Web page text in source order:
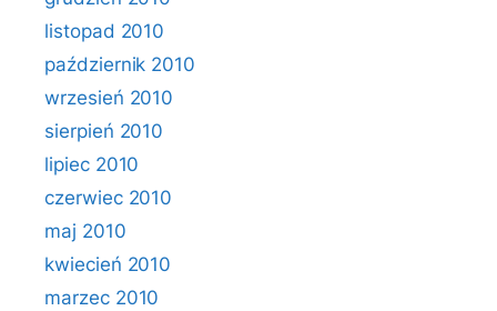
listopad 2010
październik 2010
wrzesień 2010
sierpień 2010
lipiec 2010
czerwiec 2010
maj 2010
kwiecień 2010
marzec 2010